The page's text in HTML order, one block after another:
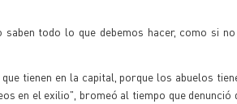
todo lo que debemos hacer, como si
tienen en la capital, porque los abuelos
en el exilio", bromeó al tiempo que denunció